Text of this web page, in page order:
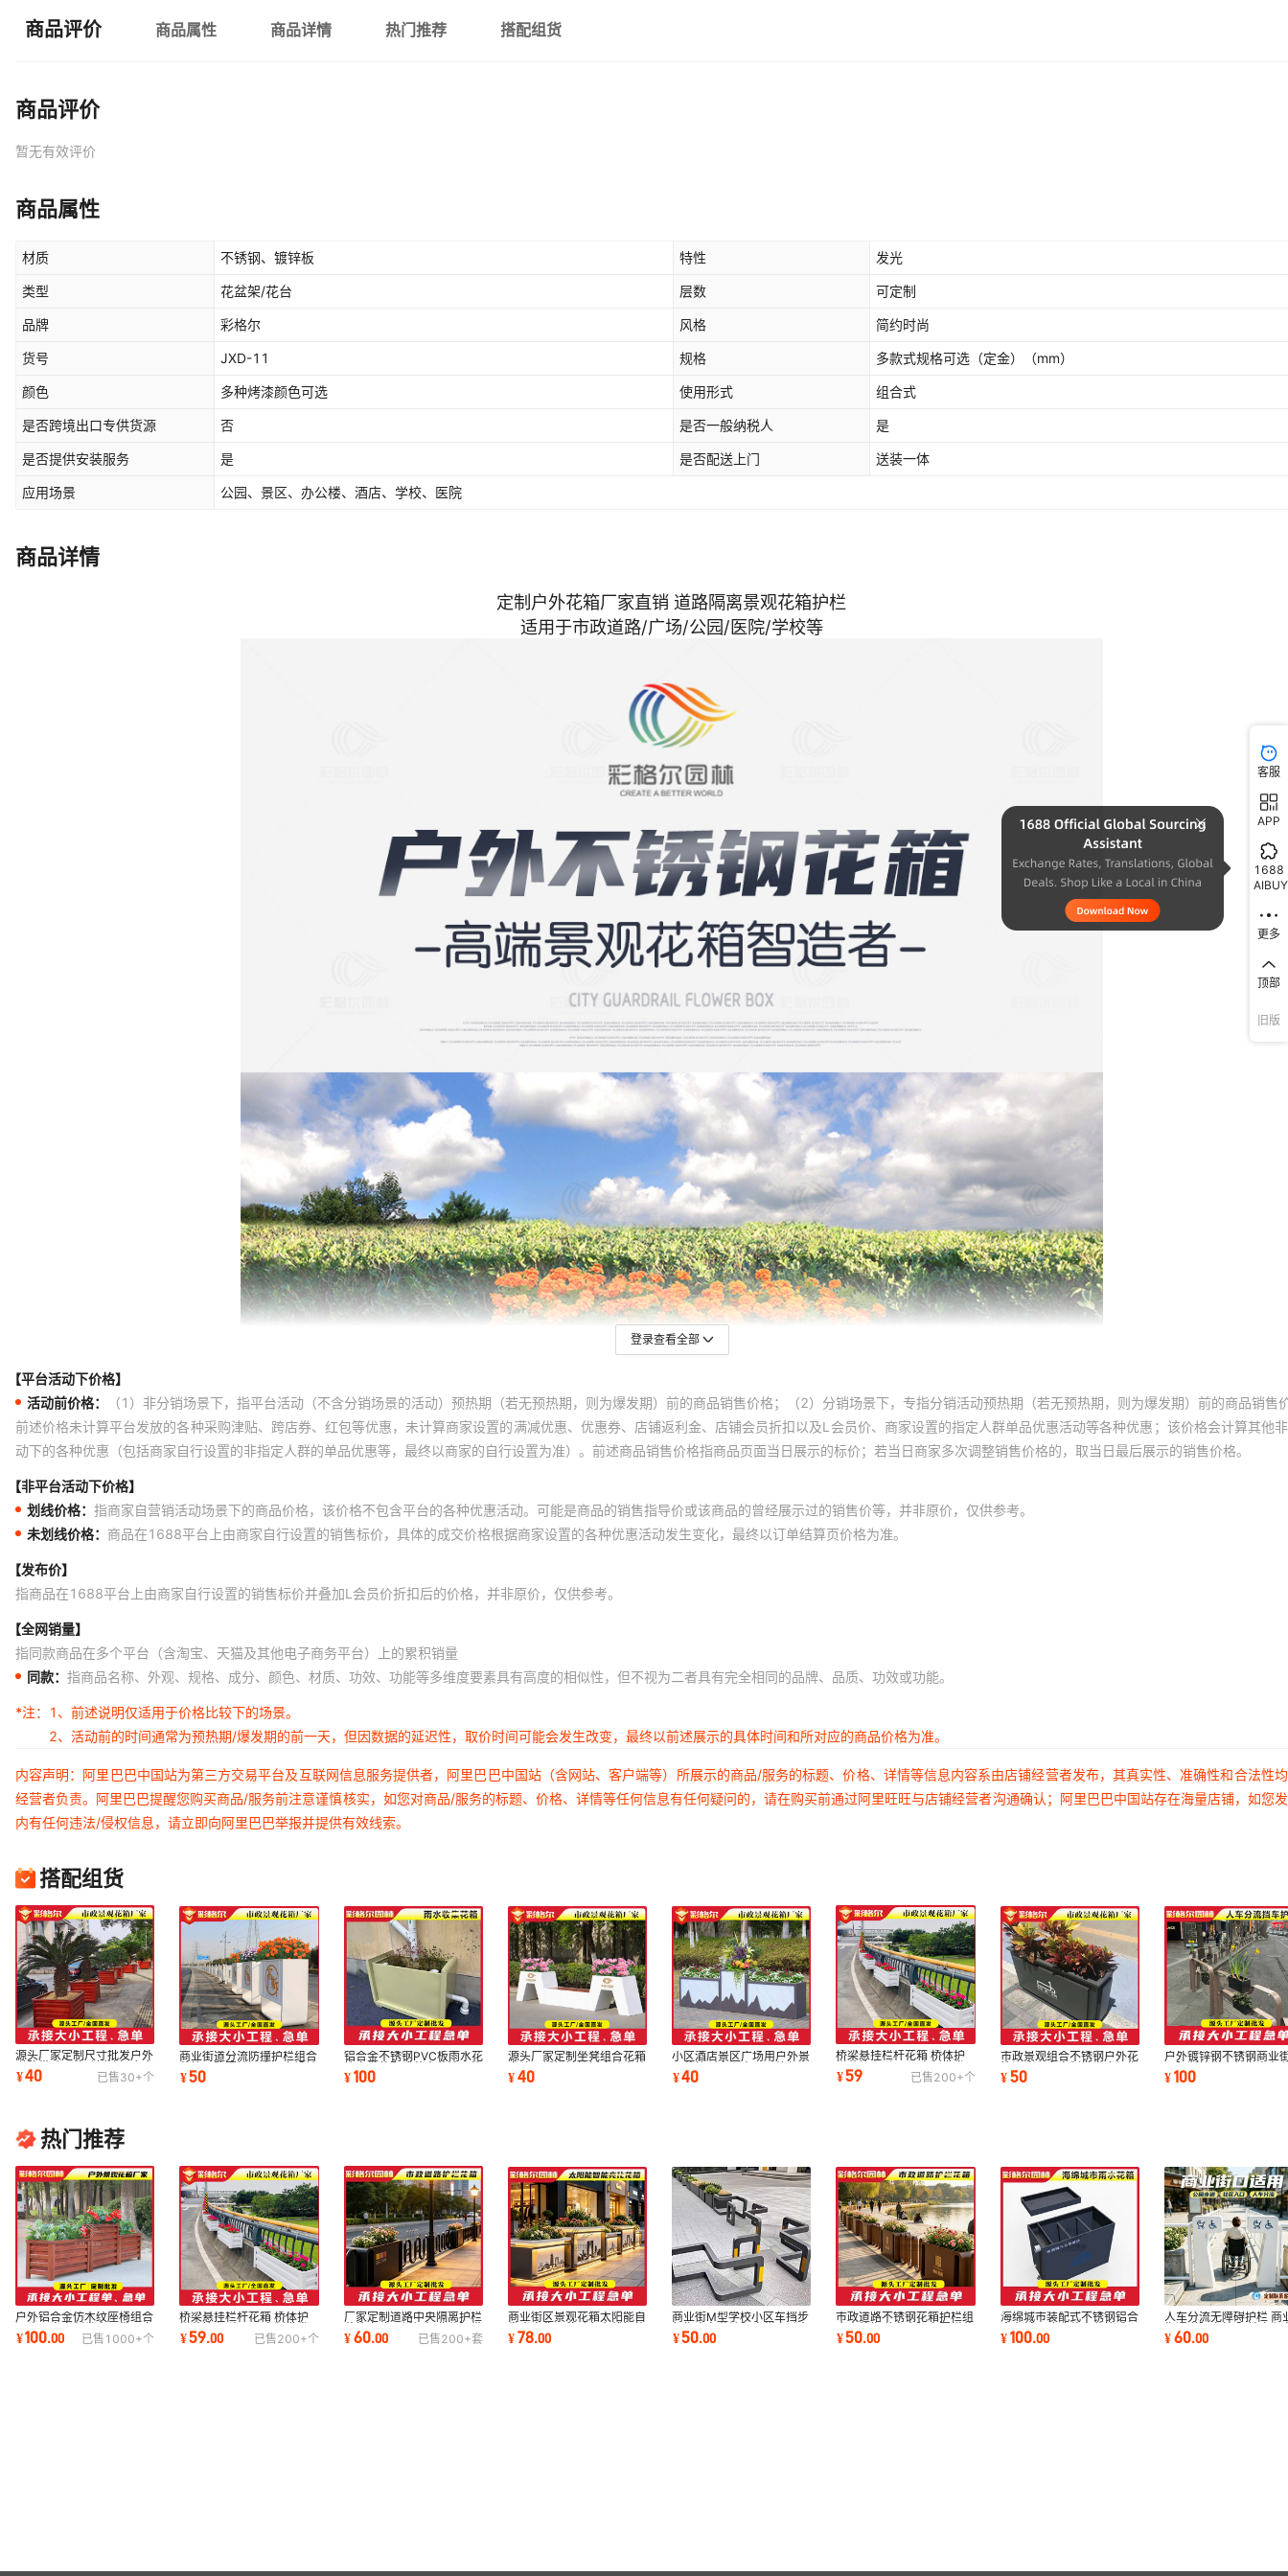
商品评价 商品属性 商品详情 热门推荐 搭配组货
商品评价
暂无有效评价
商品属性
材质 不锈钢、镀锌板 特性 发光
类型 花盆架/花台 层数 可定制
品牌 彩格尔 风格 简约时尚
货号 JXD-11 规格 多款式规格可选（定金） （mm）
颜色 多种烤漆颜色可选 使用形式 组合式
是否跨境出口专供货源 否 是否一般纳税人 是
是否提供安装服务 是 是否配送上门 送装一体
应用场景 公园、景区、办公楼、酒店、学校、医院
商品详情
登录查看全部
【平台活动下价格】
活动前价格：
（1）非分销场景下，指平台活动（不含分销场景的活动）预热期（若无预热期，则为爆发期）前的商品销售价格；（2）分销场景下，专指分销活动预热期（若无预热期，则为爆发期）前的商品销售
前述价格未计算平台发放的各种采购津贴、跨店券、红包等优惠，未计算商家设置的满减优惠、优惠券、店铺返利金、店铺会员折扣以及L会员价、商家设置的指定人群单品优惠活动等各种优惠；该价格会计算其他
动下的各种优惠（包括商家自行设置的非指定人群的单品优惠等，最终以商家的自行设置为准）。前述商品销售价格指商品页面当日展示的标价；若当日商家多次调整销售价格的，取当日最后展示的销售价格。
【非平台活动下价格】
划线价格： 指商家自营销活动场景下的商品价格，该价格不包含平台的各种优惠活动。可能是商品的销售指导价或该商品的曾经展示过的销售价等，并非原价，仅供参考。
未划线价格： 商品在1688平台上由商家自行设置的销售标价，具体的成交价格根据商家设置的各种优惠活动发生变化，最终以订单结算页价格为准。
【发布价】
指商品在1688平台上由商家自行设置的销售标价并叠加L会员价折扣后的价格，并非原价，仅供参考。
【全网销量】
指同款商品在多个平台（含淘宝、天猫及其他电子商务平台）上的累积销量
同款： 指商品名称、外观、规格、成分、颜色、材质、功效、功能等多维度要素具有高度的相似性，但不视为二者具有完全相同的品牌、品质、功效或功能。
*注：
1、前述说明仅适用于价格比较下的场景。
2、活动前的时间通常为预热期/爆发期的前一天，但因数据的延迟性，取价时间可能会发生改变，最终以前述展示的具体时间和所对应的商品价格为准。
内容声明：阿里巴巴中国站为第三方交易平台及互联网信息服务提供者，阿里巴巴中国站（含网站、客户端等）所展示的商品/服务的标题、价格、详情等信息内容系由店铺经营者发布，其真实性、准确性和合法性
经营者负责。阿里巴巴提醒您购买商品/服务前注意谨慎核实，如您对商品/服务的标题、价格、详情等任何信息有任何疑问的，请在购买前通过阿里旺旺与店铺经营者沟通确认；阿里巴巴中国站存在海量店铺，如您
内有任何违法/侵权信息，请立即向阿里巴巴举报并提供有效线索。
搭配组货
源头厂家定制尺寸批发户外
道路带贴画移动树池铝合金
正方形大花箱
¥40 已售30+个
商业街道分流防撞护栏组合
花箱马路围挡源头厂家设计
定做全国发货
¥50
铝合金不锈钢PVC板雨水花
箱定做装配式蓄水花池价格
厂家批发无锡
¥100
源头厂家定制坐凳组合花箱
市政不锈钢镀锌板座椅户外
休闲景观花架
¥40
小区酒店景区广场用户外景
观花箱耐高温大理石纹保温
蜂窝铝板花箱
¥40
桥梁悬挂栏杆花箱 桥体护
栏花箱 源头工厂定制批发
pp花盆定做
¥59 已售200+个
市政景观组合不锈钢户外花
箱源头厂家定制批发广场街
道用隔离花箱
¥50
户外镀锌钢不锈钢商业
观隔断护栏步行街人车
可拆卸车挡器
¥100
热门推荐
户外铝合金仿木纹座椅组合
源头厂家定制发全国带万向
轮可移动花箱
¥100.00 已售 1000+个
桥梁悬挂栏杆花箱 桥体护
栏花箱 源头工厂定制批发
pp花盆定做
¥59.00 已售200+个
厂家定制道路中央隔离护栏
花箱市政不锈钢机非分隔带
栏杆组合花盆
¥60.00 已售200+套
商业街区景观花箱太阳能自
发光亮化可移动免布线智能
花池厂家定制
¥78.00
商业街M型学校小区车挡步
行街人车分流隔离栏电动车
禁入挡车护栏
¥50.00
市政道路不锈钢花箱护栏组
合户外街道中央隔离围栏花
坛种植箱定制
¥50.00
海绵城市装配式不锈钢铝合
金老城区改造蓄水花箱成品
雨水收集花箱
¥100.00
人车分流无障碍护栏 商
街通道隔离桩 阻挡电瓶
婴儿车顺畅通行
¥60.00
客服
APP
1688
AIBUY
更多
顶部
旧版